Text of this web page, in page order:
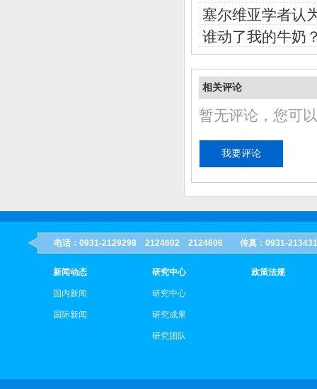
塞尔维亚学者认
谁动了我的牛奶
相关评论
暂无评论，您可
电话：0931-2129298 2124602 2124606 传真：0931-
新闻动态
国内新闻
国际新闻
研究中心
研究中心
研究成果
研究团队
政策法规